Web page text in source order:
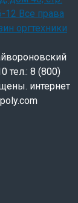
тел.: 8 (800)
интернет